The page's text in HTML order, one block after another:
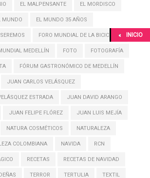
EL MALPENSANTE EL MORDISCO
MUNDO EL MUNDO 35 AÑOS
FORO MUNDIAL DE LA BICICLETA
MEDELLÍN FOTO FOTOGRAFÍA
FÓRUM GASTRONÓMICO DE MEDELLÍN
JUAN CARLOS VELÁSQUEZ
ESTRADA JUAN DAVID ARANGO
JUAN FELIPE FLÓREZ JUAN LUIS MEJÍA
NATURA COSMÉTICOS NATURALEZA
COLOMBIANA NAVIDA RCN
RECETAS RECETAS DE NAVIDAD
TERROR TERTULIA TEXTIL
INICIO